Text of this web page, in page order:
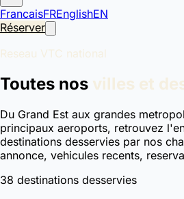
FrancaisFREnglishEN
Réserver
Reseau VTC national
Toutes nos villes et
Du Grand Est aux grandes
principaux aeroports, retrouvez
destinations desservies par nos
annonce, vehicules recents,
38 destinations desservies